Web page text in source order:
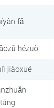
fǎ
hézuò
jiàoxué